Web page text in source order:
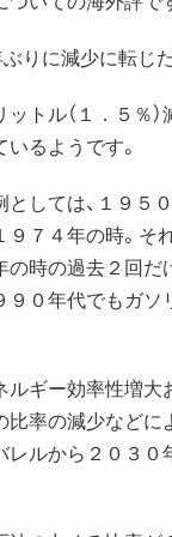
りに減少に転じ
トル（１．５％）
るようです。
しては、１９５
７４年の時。そ
時の過去２回だ
０年代でもガソ
ギー効率性増大
率の減少などに
ルから２０３